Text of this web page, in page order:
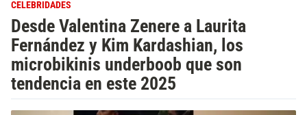
CELEBRIDADES
Desde Valentina Zenere a Laurita
Fernández y Kim Kardashian, los
microbikinis underboob que son
tendencia en este 2025